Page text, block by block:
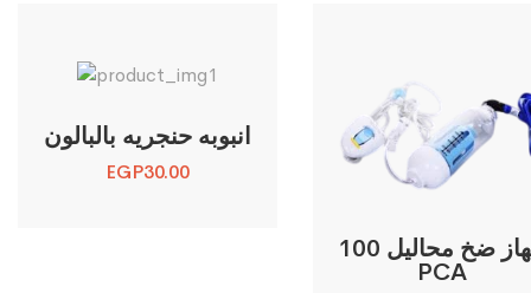
انبوبه حنجريه بالبالون
EGP30.00
جهاز ضخ محاليل 100
PCA